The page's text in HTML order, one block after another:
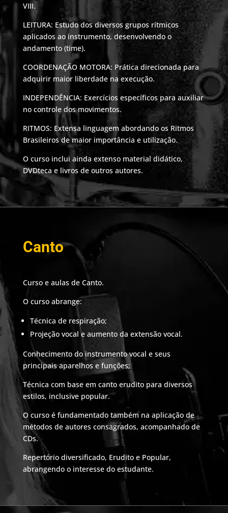
VIII.
LEITURA: Estudo dos diversos grupos rítmicos
aplicados ao instrumento, desenvolvendo o
andamento (time).
COORDENAÇÃO MOTORA: Prática direcionada para
adquirir maior liberdade na execução.
INDEPENDÊNCIA: Exercícios específicos para auxiliar
no controle dos movimentos.
RITMOS: Extensa linguagem abordando os Ritmos
Brasileiros de maior importância e utilização.
O curso inclui ainda extenso material didático,
DVDteca e livros de outros autores.
Canto
Curso e aulas de Canto.
O curso abrange:
Técnica de respiração;
Projeção vocal e aumento da extensão vocal.
Conhecimento do instrumento vocal e seus
principais aparelhos e funções;
Técnica com base em canto erudito para diversos
estilos, inclusive popular.
O curso é fundamentado também na aplicação de
métodos de autores consagrados, acompanhado de
CDs.
Repertório diversificado, Erudito e Popular,
abrangendo o interesse do estudante.